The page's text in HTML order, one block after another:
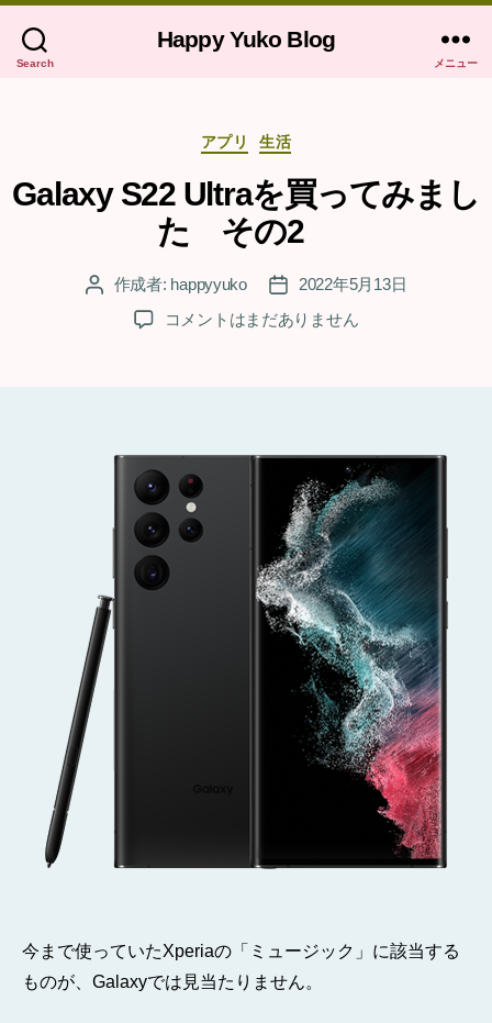
Search
Happy Yuko Blog
メニュー
カ
テ
ゴ
リ
ー
アプリ 生活
Galaxy S22 Ultraを買ってみまし
た その2
投 作成者: happyyuko
投
稿
日
2022年5月13日
Galaxy
み
し
た
そ
コメントはまだありません
今まで使っていたXperiaの「ミュージック」に該当する
ものが、Galaxyでは見当たりません。